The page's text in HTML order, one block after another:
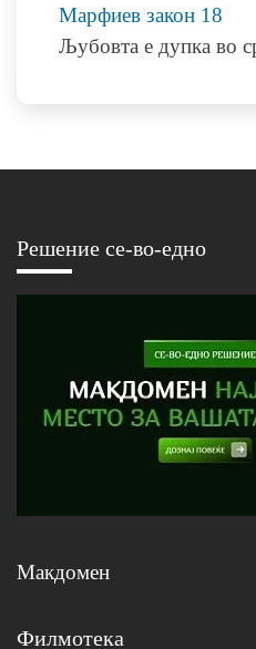
Марфиев закон 18
Љубовта е дупка во
Решение се-во-едно
Макдомен
Филмотека